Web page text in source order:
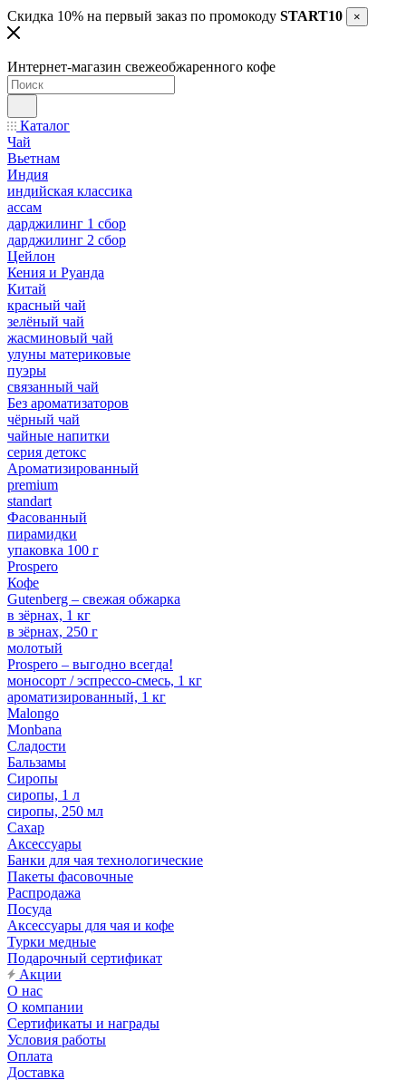
Скидка 10% на первый заказ по промокоду START10 ×
Интернет-магазин свежеобжаренного кофе
Каталог
Чай
Вьетнам
Индия
индийская классика
ассам
дарджилинг 1 сбор
дарджилинг 2 сбор
Цейлон
Кения и Руанда
Китай
красный чай
зелёный чай
жасминовый чай
улуны материковые
пуэры
связанный чай
Без ароматизаторов
чёрный чай
чайные напитки
серия детокс
Ароматизированный
premium
standart
Фасованный
пирамидки
упаковка 100 г
Prospero
Кофе
Gutenberg – свежая обжарка
в зёрнах, 1 кг
в зёрнах, 250 г
молотый
Prospero – выгодно всегда!
моносорт / эспрессо-смесь, 1 кг
ароматизированный, 1 кг
Malongo
Monbana
Сладости
Бальзамы
Сиропы
сиропы, 1 л
сиропы, 250 мл
Сахар
Аксессуары
Банки для чая технологические
Пакеты фасовочные
Распродажа
Посуда
Аксессуары для чая и кофе
Турки медные
Подарочный сертификат
Акции
О нас
О компании
Сертификаты и награды
Условия работы
Оплата
Доставка